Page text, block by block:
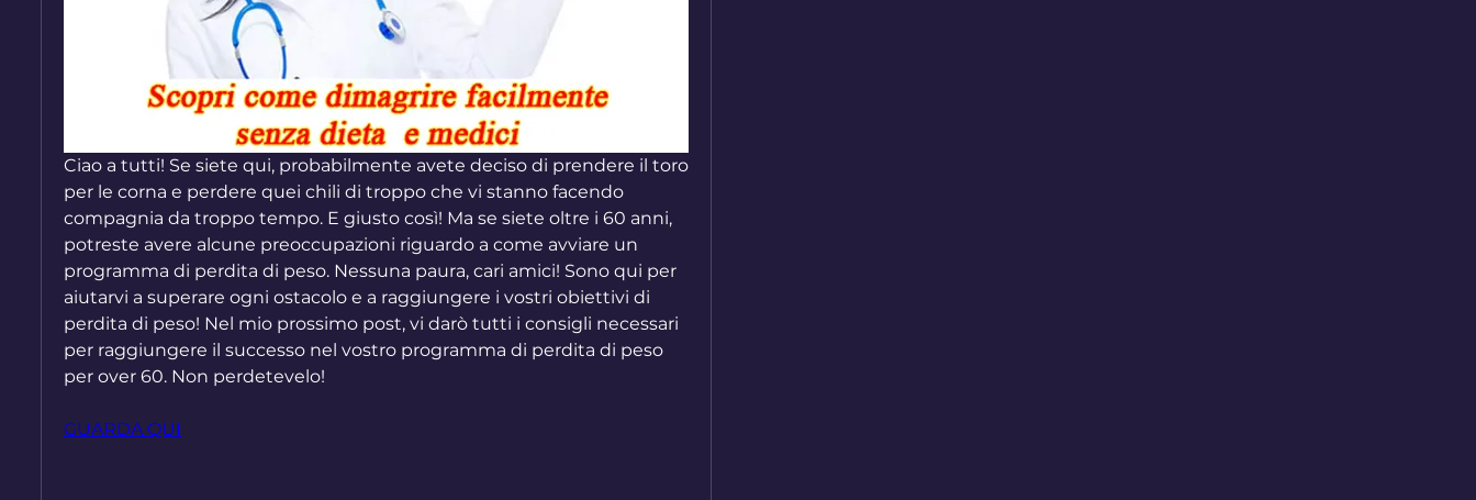
Ciao a tutti! Se siete qui, probabilmente avete deciso di prendere il toro
per le corna e perdere quei chili di troppo che vi stanno facendo
compagnia da troppo tempo. E giusto così! Ma se siete oltre i 60 anni,
potreste avere alcune preoccupazioni riguardo a come avviare un
programma di perdita di peso. Nessuna paura, cari amici! Sono qui per
aiutarvi a superare ogni ostacolo e a raggiungere i vostri obiettivi di
perdita di peso! Nel mio prossimo post, vi darò tutti i consigli necessari
per raggiungere il successo nel vostro programma di perdita di peso
per over 60. Non perdetevelo!
GUARDA QUI